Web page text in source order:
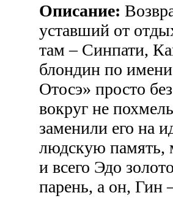
Описание:
уставший от
там – Синпати,
блондин по имени
Отосэ» просто
вокруг не
заменили его на
людскую память,
и всего Эдо
парень, а он, Гин